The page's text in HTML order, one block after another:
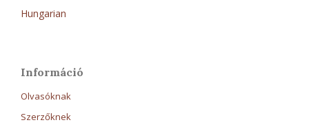
Hungarian
Információ
Olvasóknak
Szerzőknek